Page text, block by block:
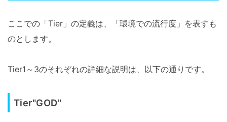
ここでの「Tier」の定義は、「環境での流行度」を表すも
のとします。
Tier1～3のそれぞれの詳細な説明は、以下の通りです。
Tier"GOD"